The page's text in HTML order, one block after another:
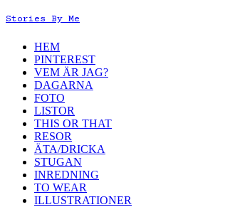
Stories By Me
HEM
PINTEREST
VEM ÄR JAG?
DAGARNA
FOTO
LISTOR
THIS OR THAT
RESOR
ÄTA/DRICKA
STUGAN
INREDNING
TO WEAR
ILLUSTRATIONER